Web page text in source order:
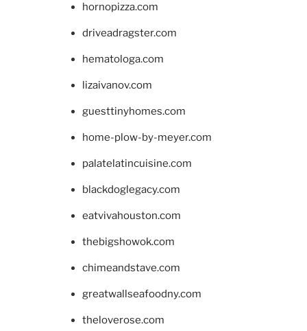
hornopizza.com
driveadragster.com
hematologa.com
lizaivanov.com
guesttinyhomes.com
home-plow-by-meyer.com
palatelatincuisine.com
blackdoglegacy.com
eatvivahouston.com
thebigshowok.com
chimeandstave.com
greatwallseafoodny.com
theloverose.com